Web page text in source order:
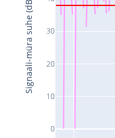
0
10
20
30
Signaali-müra suhe (dB)